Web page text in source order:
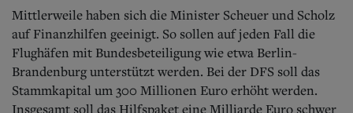
Mittlerweile haben sich die Minister Scheuer und Scholz
auf Finanzhilfen geeinigt. So sollen auf jeden Fall die
Flughäfen mit Bundesbeteiligung wie etwa Berlin-
Brandenburg unterstützt werden. Bei der DFS soll das
Stammkapital um 300 Millionen Euro erhöht werden.
Insgesamt soll das Hilfspaket eine Milliarde Euro schwer